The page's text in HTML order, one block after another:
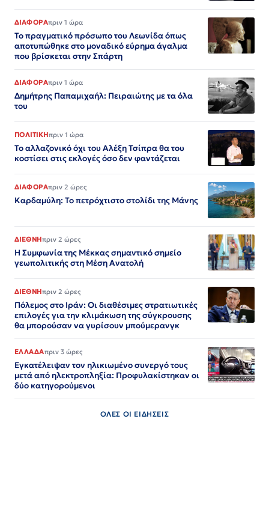
ΔΙΑΦΟΡΑπριν 1 ώρα
Το πραγματικό πρόσωπο του Λεωνίδα όπως
αποτυπώθηκε στο μοναδικό εύρημα άγαλμα
που βρίσκεται στην Σπάρτη
ΔΙΑΦΟΡΑπριν 1 ώρα
Δημήτρης Παπαμιχαήλ: Πειραιώτης με τα όλα
του
ΠΟΛΙΤΙΚΗπριν 1 ώρα
Το αλλαζονικό όχι του Αλέξη Τσίπρα θα του
κοστίσει στις εκλογές όσο δεν φαντάζεται
ΔΙΑΦΟΡΑπριν 2 ώρες
Καρδαμύλη: Το πετρόχτιστο στολίδι της Μάνης
ΔΙΕΘΝΗπριν 2 ώρες
Η Συμφωνία της Μέκκας σημαντικό σημείο
γεωπολιτικής στη Μέση Ανατολή
ΔΙΕΘΝΗπριν 2 ώρες
Πόλεμος στο Ιράν: Οι διαθέσιμες στρατιωτικές
επιλογές για την κλιμάκωση της σύγκρουσης
θα μπορούσαν να γυρίσουν μπούμερανγκ
ΕΛΛΑΔΑπριν 3 ώρες
Εγκατέλειψαν τον ηλικιωμένο συνεργό τους
μετά από ηλεκτροπληξία: Προφυλακίστηκαν οι
δύο κατηγορούμενοι
ΟΛΕΣ ΟΙ ΕΙΔΗΣΕΙΣ